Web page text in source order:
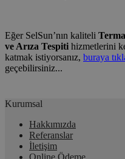
Eğer SelSun’nın kaliteli
ve Arıza Tespiti hizmetlerini
katmak istiyorsanız, buraya
geçebilirsiniz...
Kurumsal
Hakkımızda
Referanslar
İletişim
Online Ödeme